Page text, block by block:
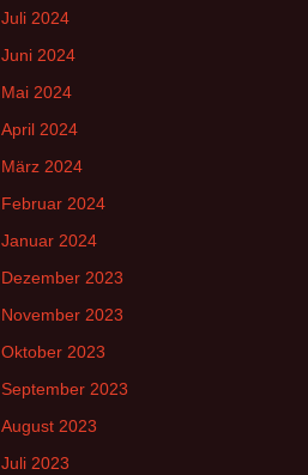
Juli 2024
Juni 2024
Mai 2024
April 2024
März 2024
Februar 2024
Januar 2024
Dezember 2023
November 2023
Oktober 2023
September 2023
August 2023
Juli 2023